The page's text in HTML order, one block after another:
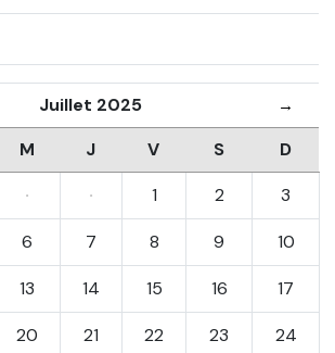
Juillet 2025 →
M J V S
D
· · 1 2 3
6 7 8 9 10
13 14 15 16 17
20 21 22 23 24